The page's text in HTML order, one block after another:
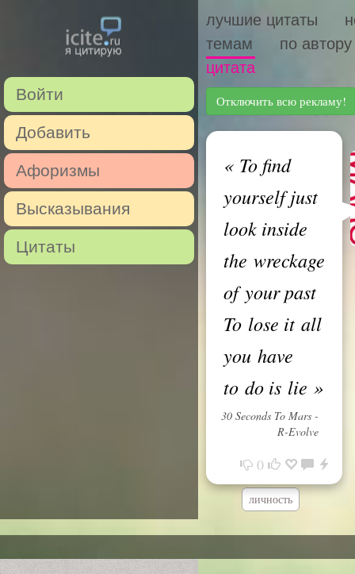
Войти
Добавить
Афоризмы
Высказывания
Цитаты
лучшие цитаты
темам
по автору
цитата
Отключить всю рекламу!
«To find
yourself just
look inside
the wreckage
of your past
To lose it all
you have
to do is lie »
30 Seconds To Mars -
R-Evolve
0
личность